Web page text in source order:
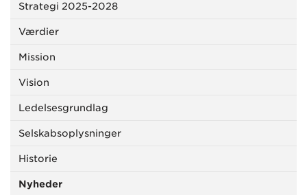
Strategi 2025-2028
Værdier
Mission
Vision
Ledelsesgrundlag
Selskabsoplysninger
Historie
Nyheder